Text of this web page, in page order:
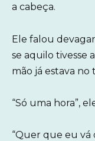
a cabeça.
Ele falou
se aquilo tivesse
mão já estava
“Só uma hora”,
“Quer que eu vá